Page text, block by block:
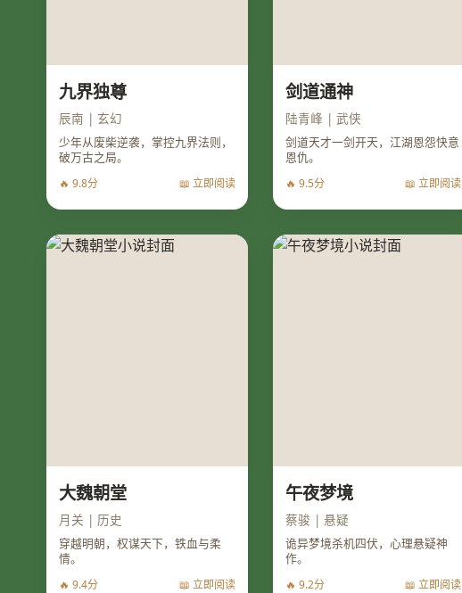
九界独尊
辰南 | 玄幻
少年从废柴逆袭，掌控九界法则，
破万古之局。
🔥 9.8分 📖 立即阅读
剑道通神
陆青峰 | 武侠
剑道天才一剑开天，江湖恩怨快意
恩仇。
🔥 9.5分 📖 立即阅读
大魏朝堂
月关 | 历史
穿越明朝，权谋天下，铁血与柔
情。
🔥 9.4分 📖 立即阅读
午夜梦境
蔡骏 | 悬疑
诡异梦境杀机四伏，心理悬疑神
作。
🔥 9.2分 📖 立即阅读